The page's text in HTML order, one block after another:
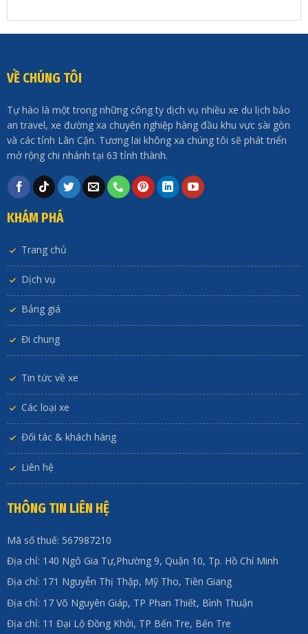
VỀ CHÚNG TÔI
Tự hào là một trong những công ty dịch vụ nhiều xe du lịch bảo
an travel, xe đường xa chuyên nghiệp hàng đầu khu vực sài gòn
và các tỉnh Lân Cận. Tương lai không xa chúng tôi sẽ phát triển
mở rộng chi nhánh tại 63 tỉnh thành.
KHÁM PHÁ
Trang chủ
Dịch vụ
Bảng giá
Đi chung
Tin tức về xe
Các loại xe
Đối tác & khách hàng
Liên hệ
THÔNG TIN LIÊN HỆ
Mã số thuế: 567987210
Địa chỉ: 140 Ngô Gia Tự,Phường 9, Quận 10, Tp. Hồ Chí Minh
Địa chỉ: 171 Nguyễn Thị Thập, Mỹ Tho, Tiền Giang
Địa chỉ: 17 Võ Nguyên Giáp, TP Phan Thiết, Bình Thuận
Địa chỉ: 11 Đại Lộ Đồng Khởi, TP Bến Tre, Bến Tre